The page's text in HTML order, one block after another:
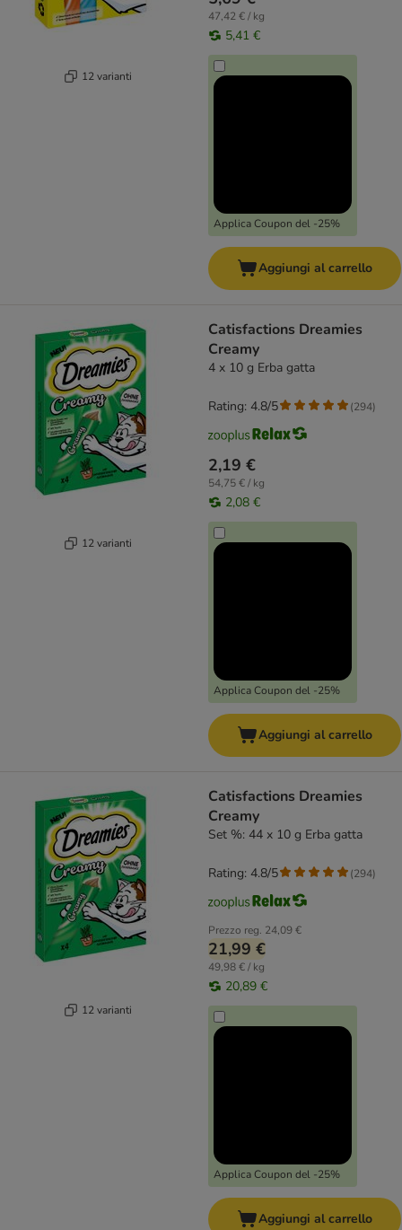
12 varianti
47,42 € / kg
5,41 €
Applica Coupon del -25%
Aggiungi al carrello
12 varianti
Catisfactions Dreamies
Creamy
4 x 10 g Erba gatta
2,19 €
54,75 € / kg
2,08 €
Applica Coupon del -25%
Rating: 4.8/5 (294)
Aggiungi al carrello
12 varianti
Catisfactions Dreamies
Creamy
Set %: 44 x 10 g Erba gatta
Prezzo reg. 24,09 €
21,99 €
49,98 € / kg
20,89 €
Applica Coupon del -25%
Rating: 4.8/5 (294)
Aggiungi al carrello